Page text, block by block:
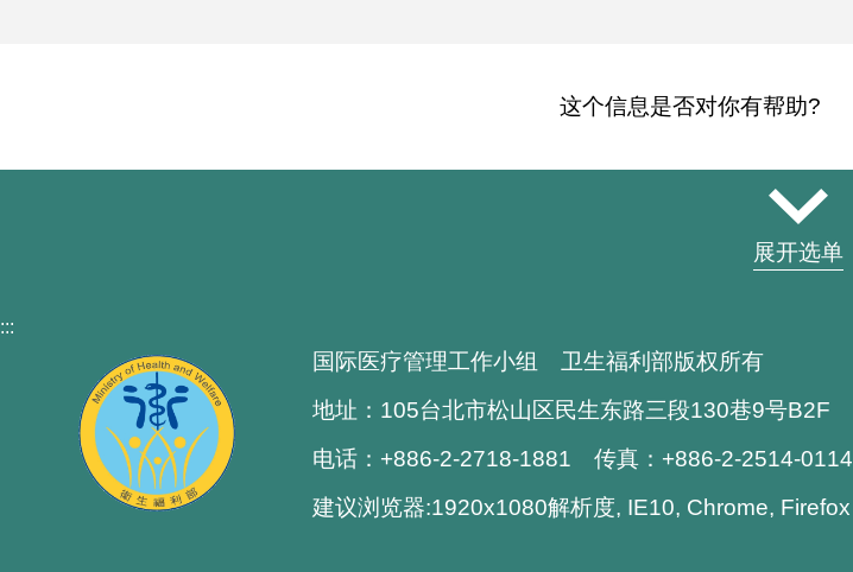
这个信息是否对你有帮助?
展开选单
:::
国际医疗管理工作小组 卫生福利部版权所有
地址：105台北市松山区民生东路三段130巷9号B2F
电话：+886-2-2718-1881 传真：+886-2-2514-0114
建议浏览器:1920x1080解析度, IE10, Chrome, Firefox